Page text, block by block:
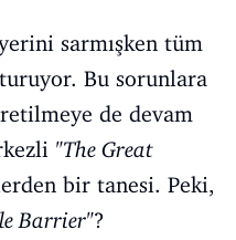
sarmışken tüm
Bu sorunlara
de devam
"The Great
bir tanesi. Peki,
Barrier"?